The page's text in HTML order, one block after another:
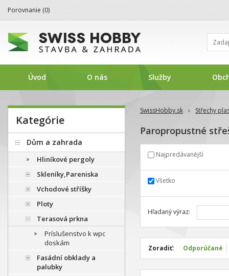
SwissHobby.sk › Střechy
Paropropustné
Najpredávanější
Všetko
Hľadaný výraz:
Zoradiť: Odporúčané
Kategórie
Dům a zahrada
Hliníkové pergoly
Skleníky,Pareniska
Vchodové stříšky
Ploty
Terasová prkna
Príslušenstvo k wpc
doskám
Fasádní obklady a
palubky
Porovnanie (0)
Úvod O nás Služby